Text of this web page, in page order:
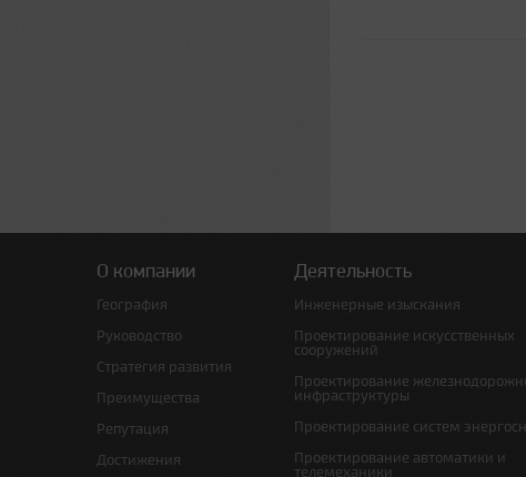
О компании
География
Руководство
Стратегия развития
Преимущества
Репутация
Достижения
Деятельность
Инженерные изыскания
Проектирование искусственных
сооружений
Проектирование
инфраструктуры
Проектирование систем
Проектирование автоматики и
телемеханики